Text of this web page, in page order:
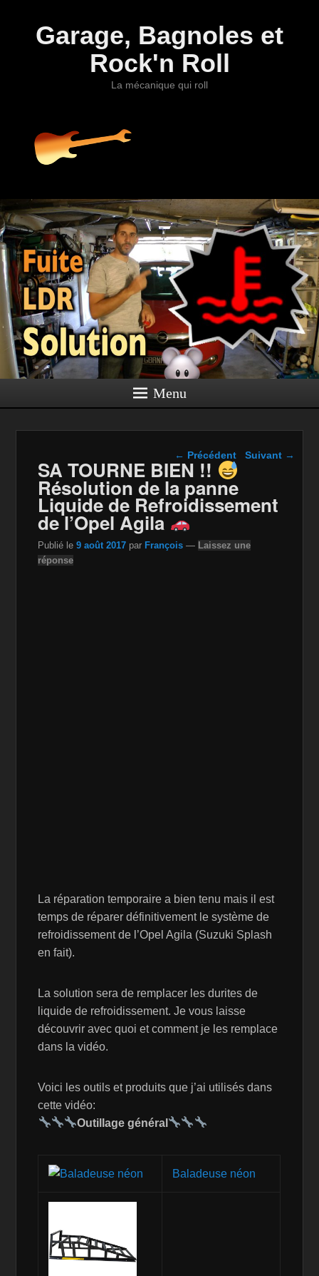
Garage, Bagnoles et
Rock'n Roll
La mécanique qui roll
Menu
Navigation dans les
← Précédent Suivant →
SA TOURNE BIEN !!
Résolution de la panne
Liquide de Refroidissement
de l’Opel Agila
Publié le9 août 2017 par François — Laissez une
réponse
La réparation temporaire a bien tenu mais il est
temps de réparer définitivement le système de
refroidissement de l’Opel Agila (Suzuki Splash
en fait).
La solution sera de remplacer les durites de
liquide de refroidissement. Je vous laisse
découvrir avec quoi et comment je les remplace
dans la vidéo.
Voici les outils et produits que j’ai utilisés dans
cette vidéo:
Outillage général
Baladeuse néon